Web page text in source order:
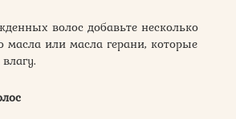
волос добавьте несколько
масла или масла герани, которые